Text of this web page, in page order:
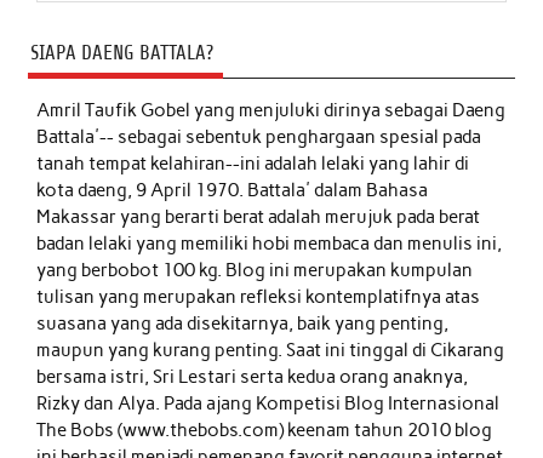
SIAPA DAENG BATTALA?
Amril Taufik Gobelyang menjuluki dirinya sebagai Daeng
Battala'-- sebagai sebentuk penghargaan spesial pada
tanah tempat kelahiran--ini adalah lelaki yang lahir di
kota daeng, 9 April 1970. Battala' dalam Bahasa
Makassar yang berarti berat adalah merujuk pada berat
badan lelaki yang memiliki hobi membaca dan menulis ini,
yang berbobot 100 kg. Blog ini merupakan kumpulan
tulisan yang merupakan refleksi kontemplatifnya atas
suasana yang ada disekitarnya, baik yang penting,
maupun yang kurang penting. Saat ini tinggal di Cikarang
bersama istri, Sri Lestari serta kedua orang anaknya,
Rizky dan Alya. Pada ajang Kompetisi Blog Internasional
The Bobs (www.thebobs.com) keenam tahun 2010 blog